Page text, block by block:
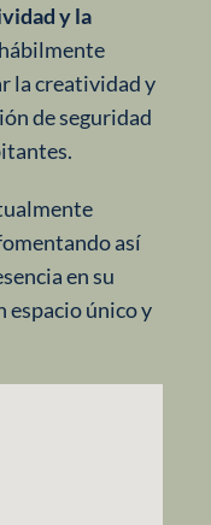
y la
la creatividad y
de seguridad
así
en su
espacio único y